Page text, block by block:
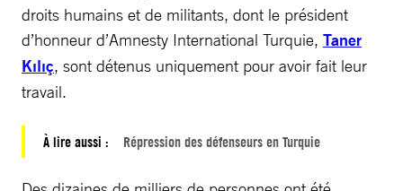
droits humains et de militants, dont le président
d’honneur d’Amnesty International Turquie, Taner
Kılıç, sont détenus uniquement pour avoir fait leur
travail.
À lire aussi : Répression des défenseurs en Turquie